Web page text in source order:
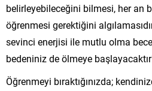
belirleyebileceğini bilmesi, her an
öğrenmesi gerektiğini
sevinci enerjisi ile mutlu olma
bedeniniz de ölmeye
Öğrenmeyi bıraktığınızda;